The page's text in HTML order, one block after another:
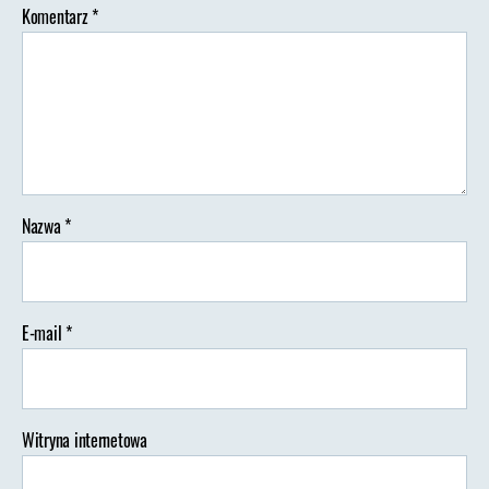
Komentarz*
Nazwa*
E-mail*
Witryna internetowa